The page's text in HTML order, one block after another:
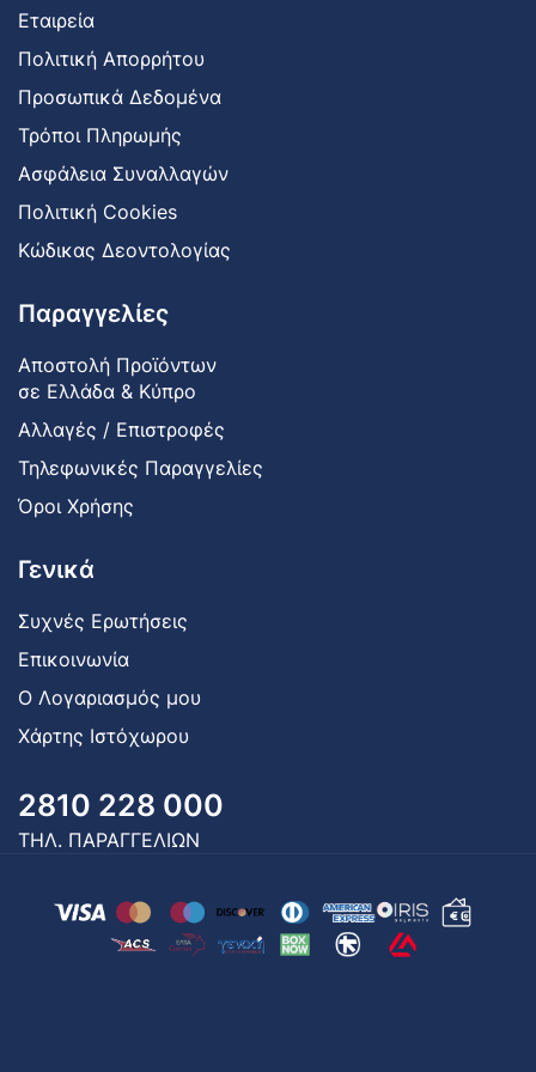
Εταιρεία
Πολιτική Απορρήτου
Προσωπικά Δεδομένα
Τρόποι Πληρωμής
Ασφάλεια Συναλλαγών
Πολιτική Cookies
Κώδικας Δεοντολογίας
Παραγγελίες
Αποστολή Προϊόντων
σε Ελλάδα & Κύπρο
Αλλαγές / Επιστροφές
Τηλεφωνικές Παραγγελίες
Όροι Χρήσης
Γενικά
Συχνές Ερωτήσεις
Επικοινωνία
Ο Λογαριασμός μου
Χάρτης Ιστόχωρου
2810 228 000
ΤΗΛ. ΠΑΡΑΓΓΕΛΙΩΝ